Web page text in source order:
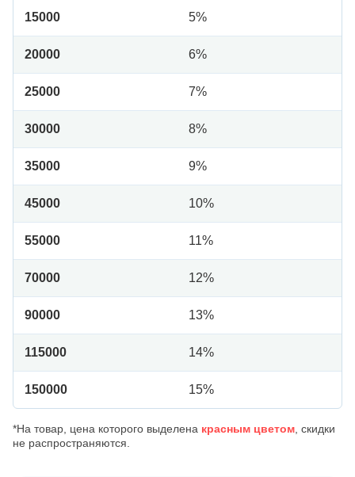
15000 5%
20000 6%
25000 7%
30000 8%
35000 9%
45000 10%
55000 11%
70000 12%
90000 13%
115000 14%
150000 15%
*На товар, цена которого выделена красным цветом , скидки
не распространяются.